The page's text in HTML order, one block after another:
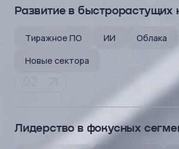
Развитие в быстрорастущих
Тиражное ПО ИИ Облака
Новые сектора
Лидерство в фокусных